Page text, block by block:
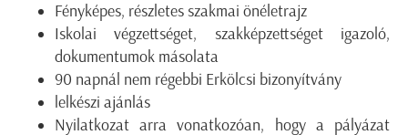
Fényképes, részletes szakmai önéletrajz
Iskolai végzettséget, szakképzettséget igazoló,
dokumentumok másolata
90 napnál nem régebbi Erkölcsi bizonyítvány
lelkészi ajánlás
Nyilatkozat arra vonatkozóan, hogy a pályázat